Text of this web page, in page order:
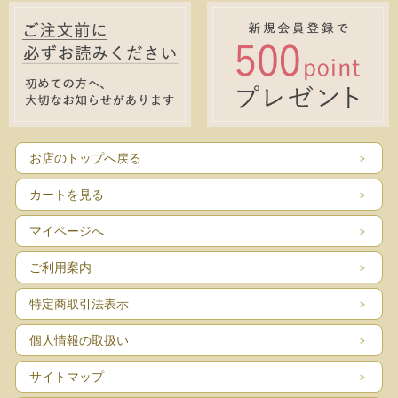
お店のトップへ戻る
カートを見る
マイページへ
ご利用案内
特定商取引法表示
個人情報の取扱い
サイトマップ